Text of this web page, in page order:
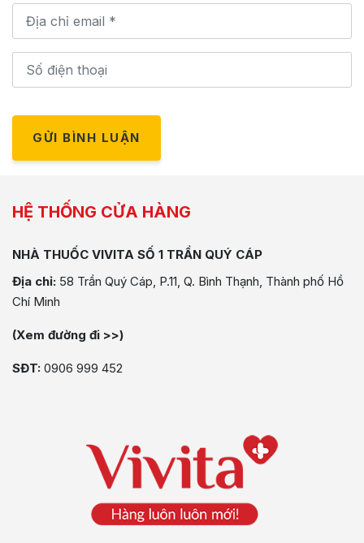
GỬI BÌNH LUẬN
HỆ THỐNG CỬA HÀNG
NHÀ THUỐC VIVITA SỐ 1 TRẦN QUÝ CÁP
Địa chỉ: 58 Trần Quý Cáp, P.11, Q. Bình Thạnh, Thành phố Hồ
Chí Minh
(Xem đường đi >>)
SĐT: 0906 999 452